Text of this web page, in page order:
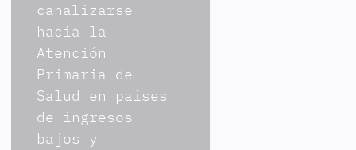
canalizarse
hacia la
Atención
Primaria de
Salud en países
de ingresos
bajos y